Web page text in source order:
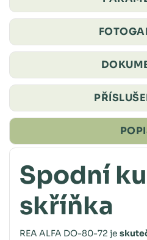
Spodní
skříňka
REA ALFA DO-80-72 je